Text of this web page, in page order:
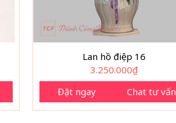
Lan hồ điệp 16
3.250.000₫
Đặt ngay
Chat tư vấn